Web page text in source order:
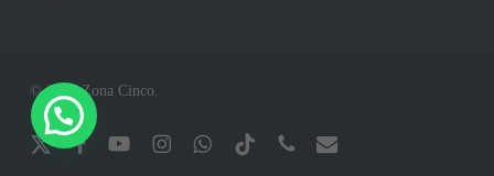
© 2026 Zona Cinco.
x-
facebookyoutubeinstagramwhatsapptiktok phone email